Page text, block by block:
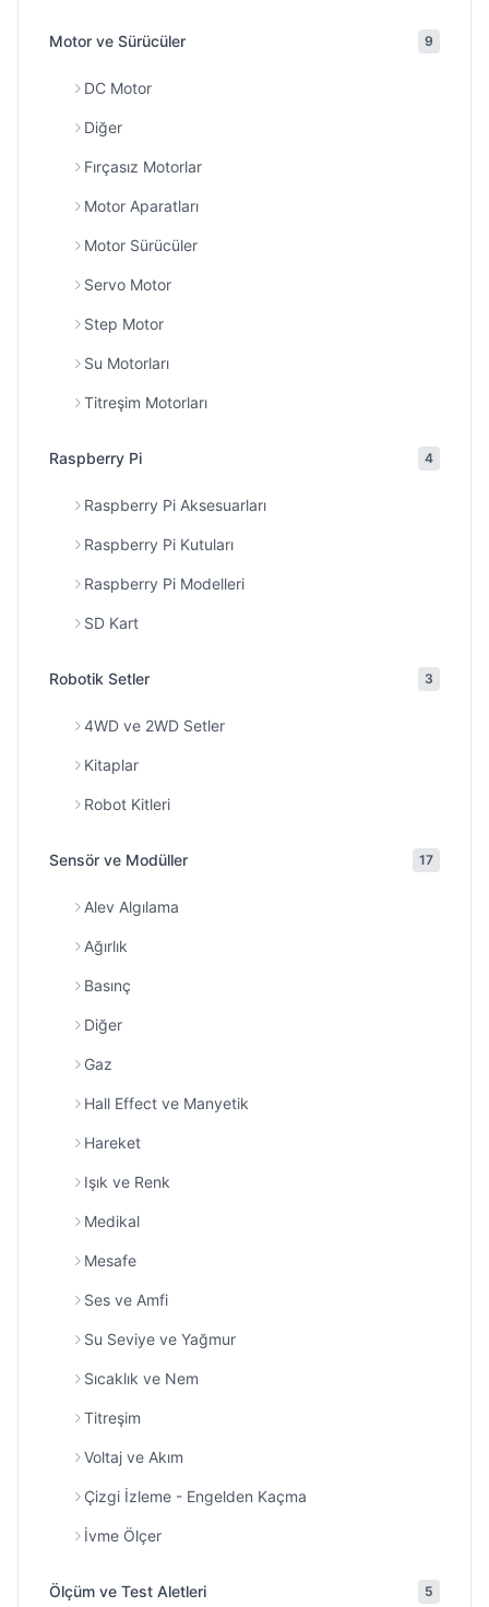
Motor ve Sürücüler 9
DC Motor
Diğer
Fırçasız Motorlar
Motor Aparatları
Motor Sürücüler
Servo Motor
Step Motor
Su Motorları
Titreşim Motorları
Raspberry Pi 4
Raspberry Pi Aksesuarları
Raspberry Pi Kutuları
Raspberry Pi Modelleri
SD Kart
Robotik Setler 3
4WD ve 2WD Setler
Kitaplar
Robot Kitleri
Sensör ve Modüller 17
Alev Algılama
Ağırlık
Basınç
Diğer
Gaz
Hall Effect ve Manyetik
Hareket
Işık ve Renk
Medikal
Mesafe
Ses ve Amfi
Su Seviye ve Yağmur
Sıcaklık ve Nem
Titreşim
Voltaj ve Akım
Çizgi İzleme - Engelden Kaçma
İvme Ölçer
Ölçüm ve Test Aletleri 5